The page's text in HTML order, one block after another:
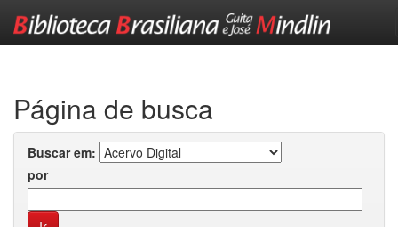
Página de busca
Buscar em:
por